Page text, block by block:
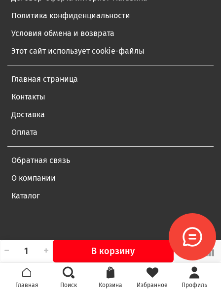
В корзину
Политика конфиденциальности
Условия обмена и возврата
Этот сайт использует cookie-файлы
Главная страница
Контакты
Доставка
Оплата
Обратная связь
О компании
Каталог
Главная Поиск Корзина Избранное Профиль